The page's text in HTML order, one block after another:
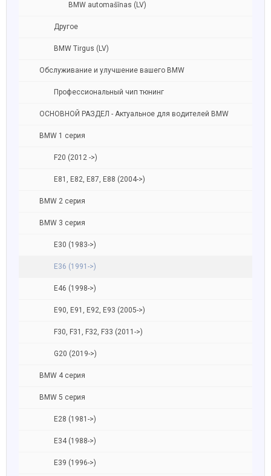
BMW automašīnas (LV)
Другое
BMW Tirgus (LV)
Обслуживание и улучшение вашего BMW
Профессиональный чип тюнинг
ОСНОВНОЙ РАЗДЕЛ - Актуальное для водителей BMW
BMW 1 серия
F20 (2012 ->)
E81, E82, E87, E88 (2004->)
BMW 2 серия
BMW 3 серия
E30 (1983->)
E36 (1991->)
E46 (1998->)
E90, E91, E92, E93 (2005->)
F30, F31, F32, F33 (2011->)
G20 (2019->)
BMW 4 серия
BMW 5 серия
E28 (1981->)
E34 (1988->)
E39 (1996->)